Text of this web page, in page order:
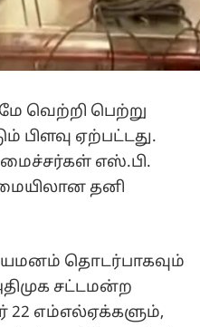
வெற்றி பெற்று
பிளவு ஏற்பட்டது.
எஸ்.பி.
தனி
தொடர்பாகவும்
சட்டமன்ற
22 எம்எல்ஏக்களும்,